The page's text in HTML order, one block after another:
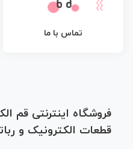
تماس با ما
فروشگاه اینترنتی قم
قطعات الکترونیک و